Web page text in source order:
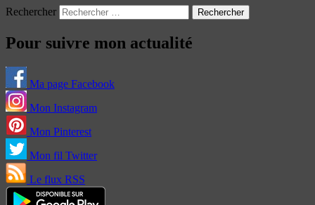
Rechercher
Pour suivre mon actualité
Ma page Facebook
Mon Instagram
Mon Pinterest
Mon fil Twitter
Le flux RSS